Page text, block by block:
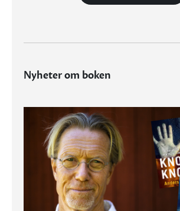
Nyheter om boken